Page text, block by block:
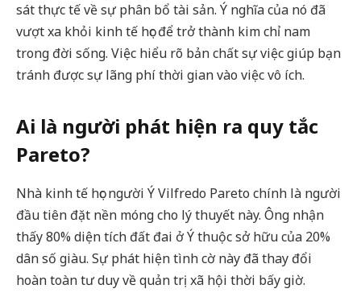
sát thực tế về sự phân bổ tài sản. Ý nghĩa của nó đã
vượt xa khỏi kinh tế học để trở thành kim chỉ nam
trong đời sống. Việc hiểu rõ bản chất sự việc giúp bạn
tránh được sự lãng phí thời gian vào việc vô ích.
Ai là người phát hiện ra quy tắc
Pareto?
Nhà kinh tế học người Ý Vilfredo Pareto chính là người
đầu tiên đặt nền móng cho lý thuyết này. Ông nhận
thấy 80% diện tích đất đai ở Ý thuộc sở hữu của 20%
dân số giàu. Sự phát hiện tình cờ này đã thay đổi
hoàn toàn tư duy về quản trị xã hội thời bấy giờ.